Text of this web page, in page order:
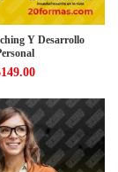
Y Desarrollo
149.00